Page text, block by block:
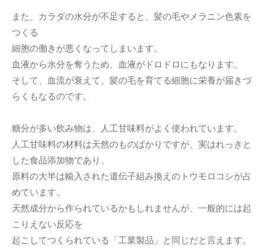
また、カラダの水分が不足すると、髪の毛やメラニン色素を
つくる
細胞の働きが悪くなってしまいます。
血液から水分を奪うため、血液がドロドロにもなります。
そして、血流が衰えて、髪の毛を育てる細胞に栄養が届きづ
らくもなるのです。
糖分が多い飲み物は、人工甘味料がよく使われています。
人工甘味料の材料は天然のものばかりですが、実はれっきと
した食品添加物であり、
原料の大半は輸入された遺伝子組み換えのトウモロコシが占
めています。
天然成分から作られているかもしれませんが、一般的には起
こりえない反応を
起こしてつくられている「工業製品」と同じだと言えます。